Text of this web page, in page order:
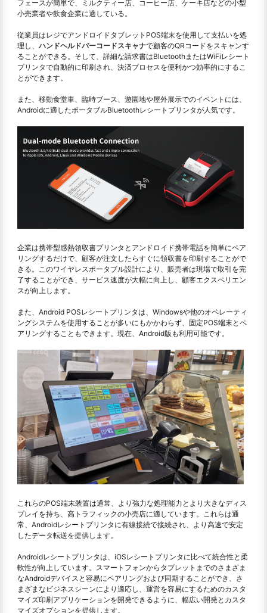
フェースが簡単で、ミルクティー店、コーヒー店、ケーキ店などの小型
小売業者や飲食企業に適している。
従業員はレジでアンドロイドタブレットPOS端末を使用して支払いを処
理し、 ハンドヘルドバーコードスキャナで顧客のQRコードをスキャンす
ることができる。そして、詳細な請求書はBluetoothまたはWiFiレシート
プリンタで自動的に印刷され、決済プロセスを便利かつ効率的にするこ
とができます。
また、移動食堂車、臨時ブース、遊園地や屋外展示でのイベントには、
Androidに適したポータブルBluetoothレシートプリンタが人気です。
企業は携帯型感熱領収書プリンタとアンドロイド携帯電話を簡単にペア
リングするだけで、顧客が注文したらすぐに領収書を印刷することがで
きる。このワイヤレスポータブル設計により、販売者は現場で取引を完
了することができ、サービス速度が大幅に向上し、顧客エクスペリエン
スが向上します。
また、Android POSレシートプリンタは、Windowsや他のオペレーティ
ングシステムを使用することが多いにもかかわらず、固定POS端末とペ
アリングすることもできます。現在、Android版も利用可能です。
これらのPOS端末装置は通常、より強力な処理能力とより大きなディス
プレイを持ち、高トラフィックの小売店に適しています。これらは通
常、Androidレシートプリンタに有線接続で接続され、より高速で安定
したデータ転送を提供します。
Androidレシートプリンタは、iOSレシートプリンタに比べて統合性と柔
軟性が向上しています。スマートフォンからタブレットまでのさまざま
なAndroidデバイスと容易にペアリングおよび同期することができ、さ
まざまなビジネスシーンにより適応し、運営を容易にするためのカスタ
マイズ印刷アプリケーションを開発できるように、幅広い開発とカスタ
マイズオプションを提供します。